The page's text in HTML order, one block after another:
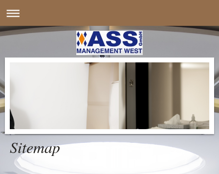
Sitemap